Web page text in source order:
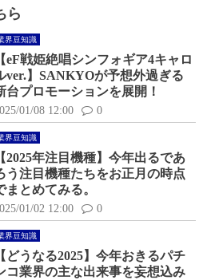
ら
界豆知識
【eF戦姫絶唱シンフォギア4キャロ
ver.】SANKYOが予想外過ぎる
台プロモーションを展開！
01/08 12:00 0
界豆知識
【2025年注目機種】今年出るであ
う注目機種たちをお正月の時点
まとめてみる。
01/02 12:00 0
界豆知識
【どうなる2025】今年おきるパチ
コ業界の主な出来事を妄想込み